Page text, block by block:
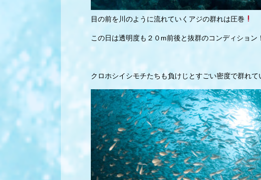
目の前を川のように流れていくアジの群れは圧巻
この日は透明度も２０m前後と抜群のコンディション！
クロホシイシモチたちも負けじとすごい密度で群れて